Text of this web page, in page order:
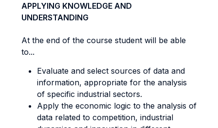
APPLYING KNOWLEDGE AND
UNDERSTANDING
At the end of the course student will be able
to...
Evaluate and select sources of data and
information, appropriate for the analysis
of specific industrial sectors.
Apply the economic logic to the analysis of
data related to competition, industrial